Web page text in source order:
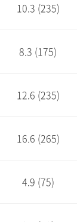
10.3 (235)
8.3 (175)
12.6 (235)
16.6 (265)
4.9 (75)